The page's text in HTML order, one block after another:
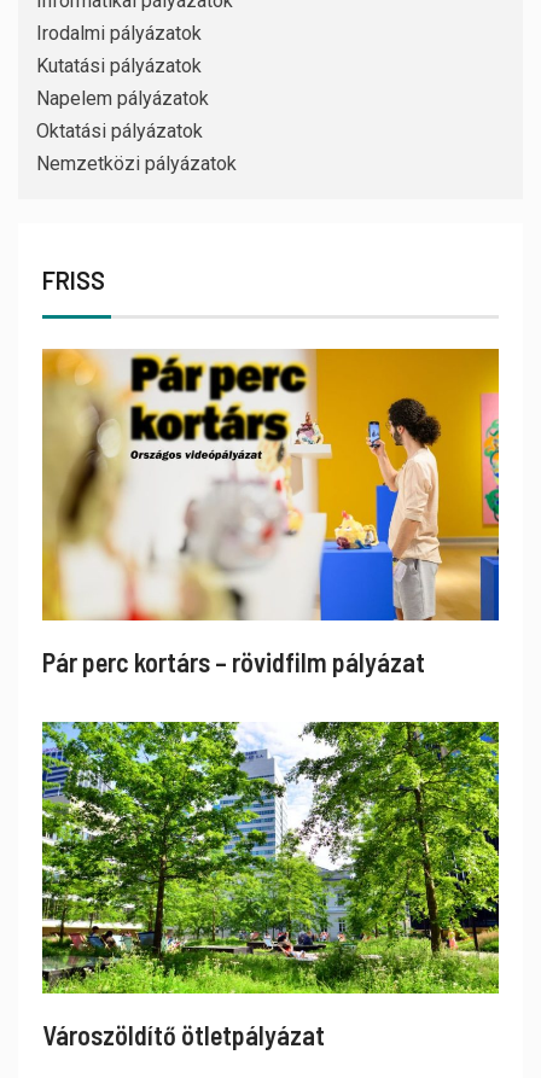
Irodalmi pályázatok
Kutatási pályázatok
Napelem pályázatok
Oktatási pályázatok
Nemzetközi pályázatok
FRISS
Pár perc kortárs – rövidfilm pályázat
Városzöldítő ötletpályázat